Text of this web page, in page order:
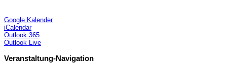
Google Kalender
iCalendar
Outlook 365
Outlook Live
Veranstaltung-Navigation